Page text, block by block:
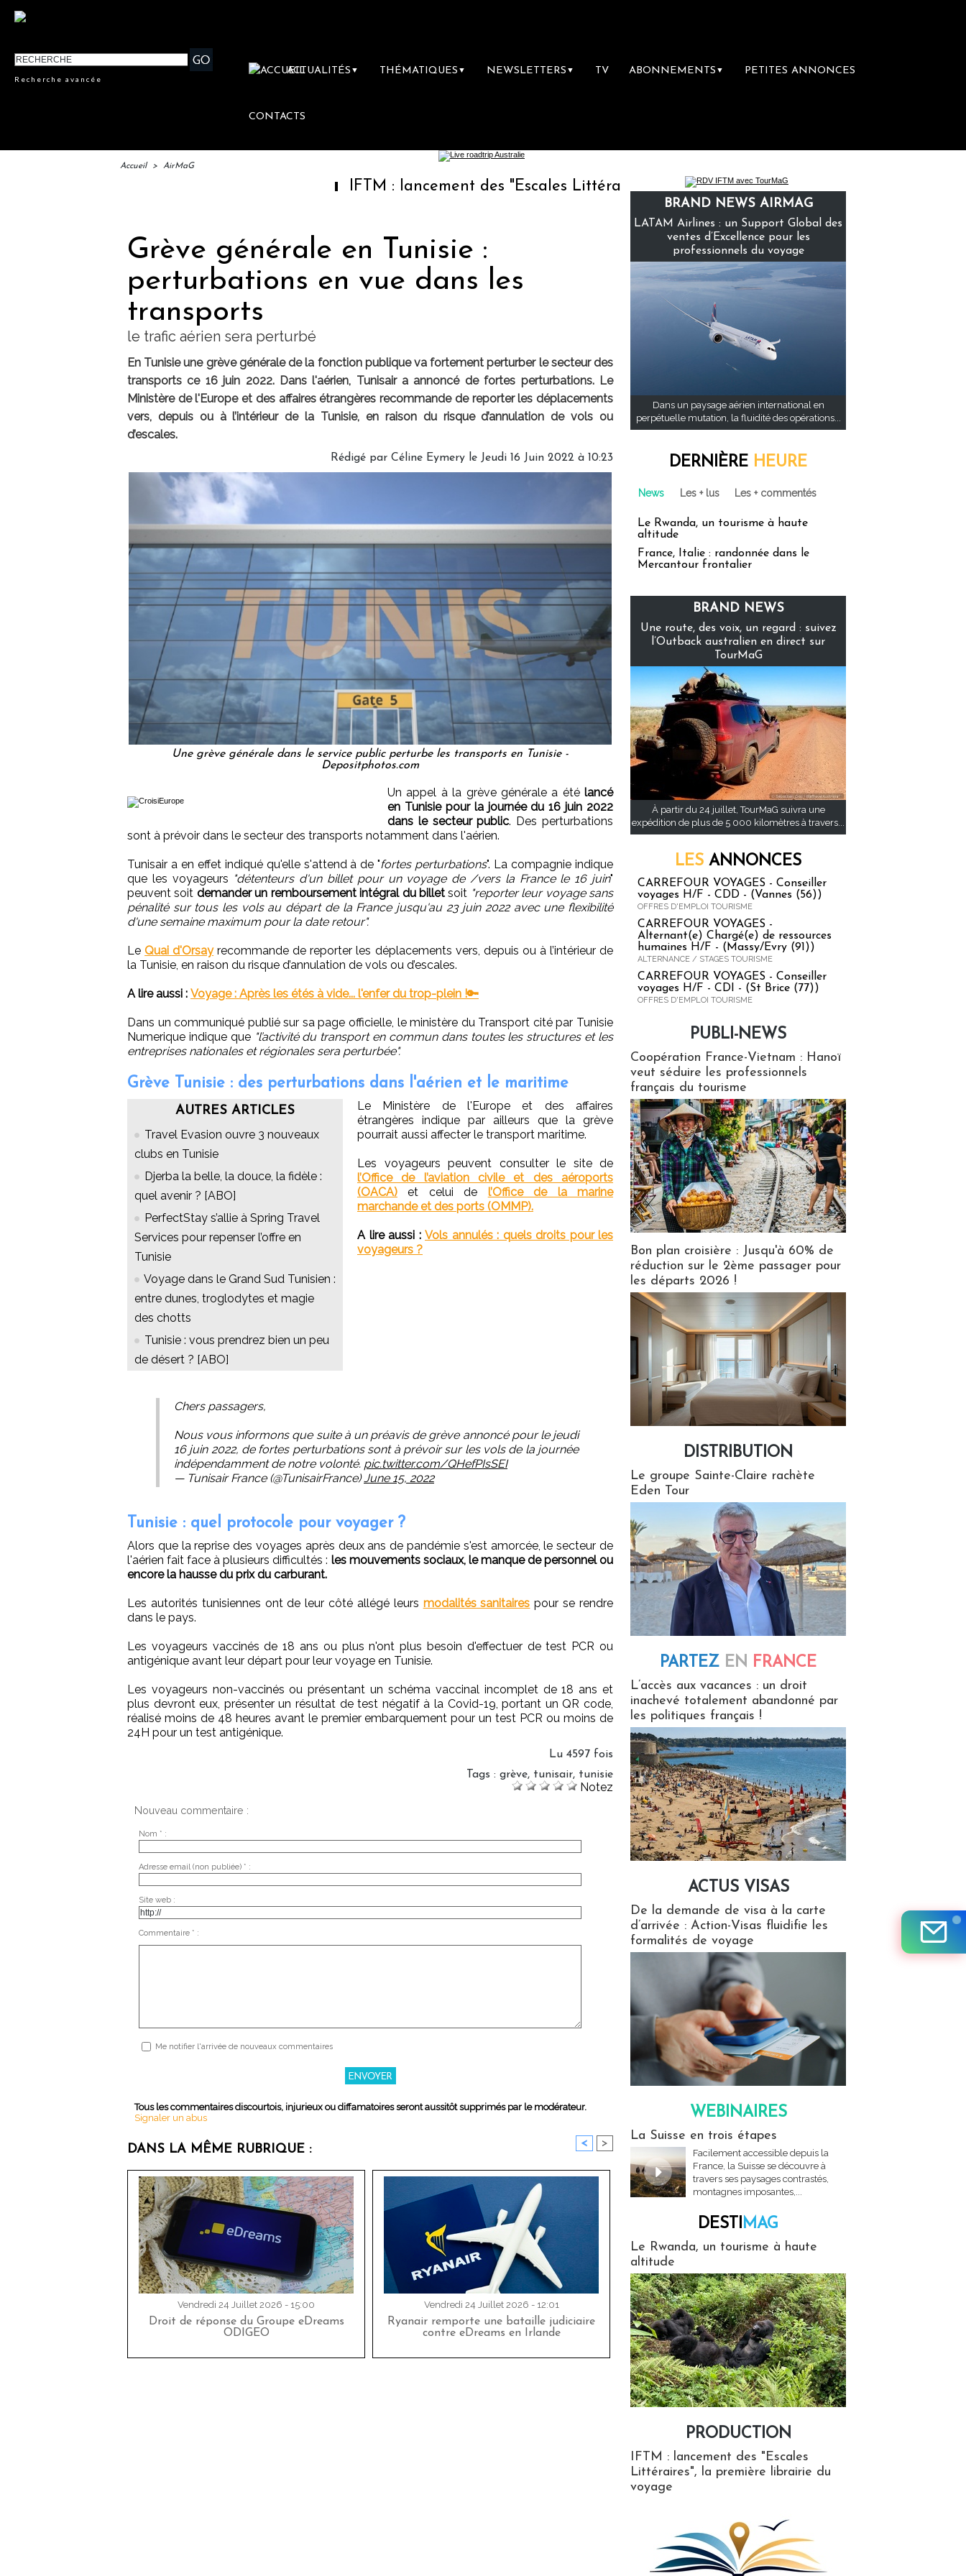
Recherche avancée
ACTUALITÉS ▼ THÉMATIQUES ▼ NEWSLETTERS ▼ TV ABONNEMENTS ▼ PETITES ANNONCES
CONTACTS
Accueil > AirMaG
IFTM : lancement des "Escales Littéraires", la première librairie du voyage
Grève générale en Tunisie :
perturbations en vue dans les
transports
le trafic aérien sera perturbé
En Tunisie une grève générale de la fonction publique va fortement perturber le secteur des
transports ce 16 juin 2022. Dans l'aérien, Tunisair a annoncé de fortes perturbations. Le
Ministère de l'Europe et des affaires étrangères recommande de reporter les déplacements
vers, depuis ou à l’intérieur de la Tunisie, en raison du risque d’annulation de vols ou
d’escales.
Rédigé par Céline Eymery le Jeudi 16 Juin 2022 à 10:23
Une grève générale dans le service public perturbe les transports en Tunisie -
Depositphotos.com
Un appel à la grève générale a été lancé
en Tunisie pour la journée du 16 juin 2022
dans le secteur public. Des perturbations
sont à prévoir dans le secteur des transports notamment dans l'aérien.
Tunisair a en effet indiqué qu'elle s'attend à de "fortes perturbations". La compagnie indique
que les voyageurs "détenteurs d'un billet pour un voyage de /vers la France le 16 juin"
peuvent soit demander un remboursement intégral du billetsoit "reporter leur voyage sans
pénalité sur tous les vols au départ de la France jusqu'au 23 juin 2022 avec une flexibilité
d'une semaine maximum pour la date retour".
LeQuai d'Orsayrecommande de reporter les déplacements vers, depuis ou à l’intérieur de
la Tunisie, en raison du risque d’annulation de vols ou d’escales.
A lire aussi : Voyage : Après les étés à vide... l'enfer du trop-plein !🔑
Dans un communiqué publié sur sa page officielle, le ministère du Transport cité par Tunisie
Numerique indique que "l’activité du transport en commun dans toutes les structures et les
entreprises nationales et régionales sera perturbée".
Grève Tunisie : des perturbations dans l'aérien et le maritime
AUTRES ARTICLES
Travel Evasion ouvre 3 nouveaux
clubs en Tunisie
Djerba la belle, la douce, la fidèle :
quel avenir ? [ABO]
PerfectStay s’allie à Spring Travel
Services pour repenser l’offre en
Tunisie
Voyage dans le Grand Sud Tunisien :
entre dunes, troglodytes et magie
des chotts
Tunisie : vous prendrez bien un peu
de désert ? [ABO]
Le Ministère de l'Europe et des affaires
étrangères indique par ailleurs que la grève
pourrait aussi affecter le transport maritime.
Les voyageurs peuvent consulter le site de
l’Office de l’aviation civile et des aéroports
(OACA) et celui de l’Office de la marine
marchande et des ports (OMMP).
A lire aussi : Vols annulés : quels droits pour les
voyageurs ?
Chers passagers,
Nous vous informons que suite à un préavis de grève annoncé pour le jeudi
16 juin 2022, de fortes perturbations sont à prévoir sur les vols de la journée
indépendamment de notre volonté. pic.twitter.com/QHefPIsSEI
— Tunisair France (@TunisairFrance)June 15, 2022
Tunisie : quel protocole pour voyager ?
Alors que la reprise des voyages après deux ans de pandémie s'est amorcée, le secteur de
l'aérien fait face à plusieurs difficultés : les mouvements sociaux, le manque de personnel ou
encore la hausse du prix du carburant.
Les autorités tunisiennes ont de leur côté allégé leurs modalités sanitaires pour se rendre
dans le pays.
Les voyageurs vaccinés de 18 ans ou plus n'ont plus besoin d'effectuer de test PCR ou
antigénique avant leur départ pour leur voyage en Tunisie.
Les voyageurs non-vaccinés ou présentant un schéma vaccinal incomplet de 18 ans et
plus devront eux, présenter un résultat de test négatif à la Covid-19, portant un QR code,
réalisé moins de 48 heures avant le premier embarquement pour un test PCR ou moins de
24H pour un test antigénique.
Lu 4597 fois
Tags : grève, tunisair, tunisie
Notez
Nouveau commentaire :
Nom * :
Adresse email (non publiée) * :
Site web :
Commentaire * :
Me notifier l'arrivée de nouveaux commentaires
Tous les commentaires discourtois, injurieux ou diffamatoires seront aussitôt supprimés par le modérateur.
Signaler un abus
DANS LA MÊME RUBRIQUE : < >
Vendredi 24 Juillet 2026 - 15:00
Droit de réponse du Groupe eDreams
ODIGEO
Vendredi 24 Juillet 2026 - 12:01
Ryanair remporte une bataille judiciaire
contre eDreams en Irlande
BRAND NEWS AIRMAG
LATAM Airlines : un Support Global des
ventes d’Excellence pour les
professionnels du voyage
Dans un paysage aérien international en
perpétuelle mutation, la fluidité des opérations...
DERNIÈRE HEURE
News Les + lus Les + commentés
Le Rwanda, un tourisme à haute
altitude
France, Italie : randonnée dans le
Mercantour frontalier
BRAND NEWS
Une route, des voix, un regard : suivez
l’Outback australien en direct sur
TourMaG
À partir du 24 juillet, TourMaG suivra une
expédition de plus de 5 000 kilomètres à travers...
LES ANNONCES
CARREFOUR VOYAGES - Conseiller
voyages H/F - CDD - (Vannes (56))
OFFRES D'EMPLOI TOURISME
CARREFOUR VOYAGES -
Alternant(e) Chargé(e) de ressources
humaines H/F - (Massy/Evry (91))
ALTERNANCE / STAGES TOURISME
CARREFOUR VOYAGES - Conseiller
voyages H/F - CDI - (St Brice (77))
OFFRES D'EMPLOI TOURISME
PUBLI-NEWS
Coopération France-Vietnam : Hanoï
veut séduire les professionnels
français du tourisme
Bon plan croisière : Jusqu'à 60% de
réduction sur le 2ème passager pour
les départs 2026 !
DISTRIBUTION
Le groupe Sainte-Claire rachète
Eden Tour
PARTEZ EN FRANCE
L’accès aux vacances : un droit
inachevé totalement abandonné par
les politiques français !
ACTUS VISAS
De la demande de visa à la carte
d’arrivée : Action-Visas fluidifie les
formalités de voyage
WEBINAIRES
La Suisse en trois étapes
Facilement accessible depuis la
France, la Suisse se découvre à
travers ses paysages contrastés,
montagnes imposantes,...
DESTIMAG
Le Rwanda, un tourisme à haute
altitude
PRODUCTION
IFTM : lancement des "Escales
Littéraires", la première librairie du
voyage